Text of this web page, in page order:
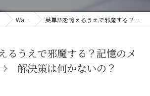
Wataru Blog 英単語を憶えるうえで邪魔する？記憶のメカニズム ⇒ 解決策は何かないの？
るうえで邪魔する？記憶のメ
解決策は何かないの？